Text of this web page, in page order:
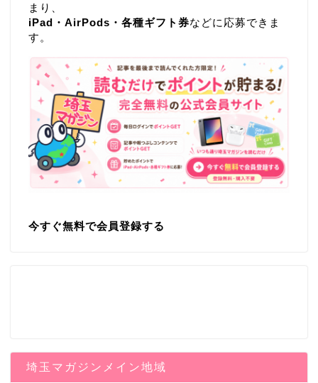
まり、
iPad・AirPods・各種ギフト券などに応募できま
す。
今すぐ無料で会員登録する
埼玉マガジンメイン地域